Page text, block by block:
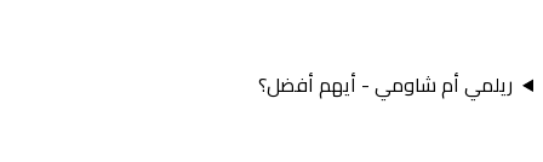
ريلمي أم شاومي - أيهم أفضل؟